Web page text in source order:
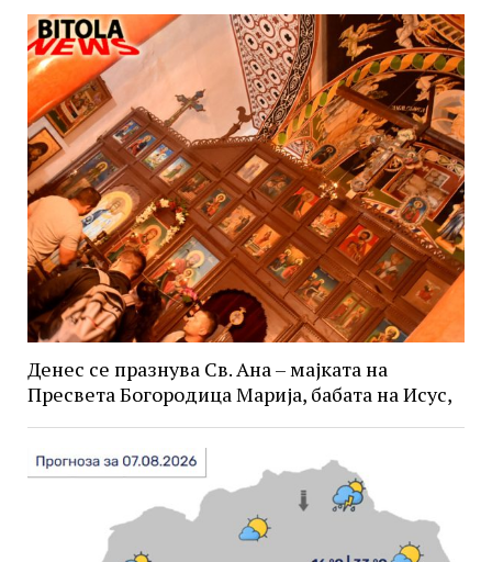
Денес се празнува Св. Ана – мајката на
Пресвета Богородица Марија, бабата на Исус,